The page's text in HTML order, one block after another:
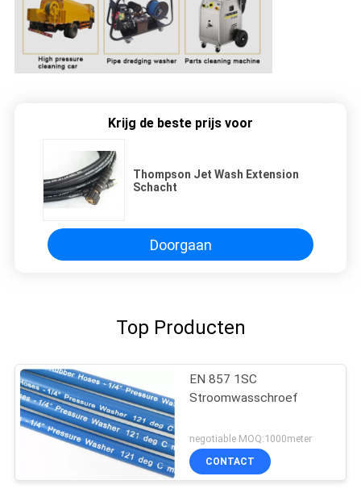
Krijg de beste prijs voor
Thompson Jet Wash Extension
Schacht
Doorgaan
Top Producten
EN 857 1SC
Stroomwasschroef
negotiable MOQ:1000meter
CONTACT